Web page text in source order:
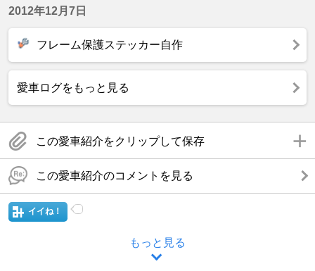
2012年12月7日
フレーム保護ステッカー自作
愛車ログをもっと見る
この愛車紹介をクリップして保存
この愛車紹介のコメントを見る
イイね！
もっと見る